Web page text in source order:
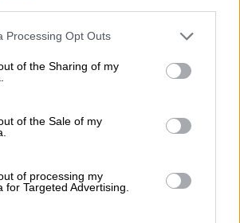
website/app uses one or more Google
or usage behaviour. You may click to
to Google and its third-party tags to
specified purposes in below Google
Processing Opt Outs
of the Sharing of my
of the Sale of my
of processing my
for Targeted Advertising.